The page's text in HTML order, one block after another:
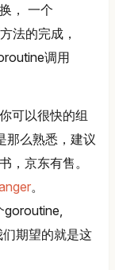
， 一个
方法的完成，
调用
可以很快的组
那么熟悉，建议
，京东有售。
。
期望的就是这